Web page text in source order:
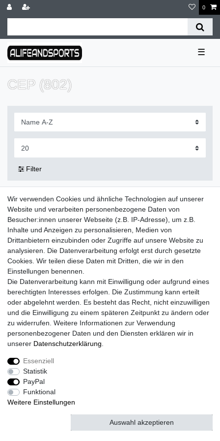
0
☰
CEP (802)
Filter
Lieferzeit etwa 1 bis 3 Werktage
Versand mit DHL
14 Tage Rückgaberecht
Kontaktieren Sie uns!
Widerrufs­recht Widerrufs­formular Impressum
Daten­schutz­erklärung
Wir verwenden Cookies und ähnliche Technologien auf unserer
Website und verarbeiten personenbezogene Daten von
Besucher:innen unserer Webseite (z.B. IP-Adresse), um z.B.
Inhalte und Anzeigen zu personalisieren, Medien von
Drittanbietern einzubinden oder Zugriffe auf unsere Website zu
analysieren. Die Datenverarbeitung erfolgt erst durch gesetzte
Cookies. Wir teilen diese Daten mit Dritten, die wir in den
Einstellungen benennen.
Die Datenverarbeitung kann mit Einwilligung oder aufgrund eines
berechtigten Interesses erfolgen. Die Zustimmung kann erteilt
oder abgelehnt werden. Es besteht das Recht, nicht einzuwilligen
und die Einwilligung zu einem späteren Zeitpunkt zu ändern oder
zu widerrufen. Weitere Informationen zur Verwendung
personenbezogener Daten und den Diensten erklären wir in
unserer Daten­schutz­erklärung
Essenziell
Statistik
PayPal
Funktional
Weitere Einstellungen
Alle akzeptieren
Auswahl akzeptieren